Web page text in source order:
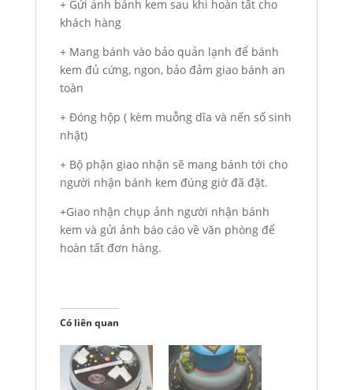
+ Gửi ảnh bánh kem sau khi hoàn tất cho
khách hàng
+ Mang bánh vào bảo quản lạnh để bánh
kem đủ cứng, ngon, bảo đảm giao bánh an
toàn
+ Đóng hộp ( kèm muỗng dĩa và nến số sinh
nhật)
+ Bộ phận giao nhận sẽ mang bánh tới cho
người nhận bánh kem đúng giờ đã đặt.
+Giao nhận chụp ảnh người nhận bánh
kem và gửi ảnh báo cáo về văn phòng để
hoàn tất đơn hàng.
Có liên quan